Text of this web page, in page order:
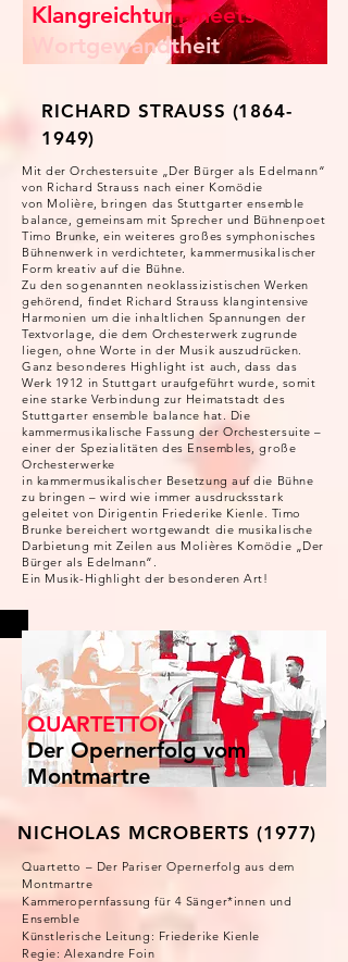
Klangreichtum meets
Wortgewandtheit
RICHARD STRAUSS (1864-
1949)
Mit der Orchestersuite „Der Bürger als Edelmann“
von Richard Strauss nach einer Komödie
von Molière, bringen das Stuttgarter ensemble
balance, gemeinsam mit Sprecher und Bühnenpoet
Timo Brunke, ein weiteres großes symphonisches
Bühnenwerk in verdichteter, kammermusikalischer
Form kreativ auf die Bühne.
Zu den sogenannten neoklassizistischen Werken
gehörend, findet Richard Strauss klangintensive
Harmonien um die inhaltlichen Spannungen der
Textvorlage, die dem Orchesterwerk zugrunde
liegen, ohne Worte in der Musik auszudrücken.
Ganz besonderes Highlight ist auch, dass das
Werk 1912 in Stuttgart uraufgeführt wurde, somit
eine starke Verbindung zur Heimatstadt des
Stuttgarter ensemble balance hat. Die
kammermusikalische Fassung der Orchestersuite –
einer der Spezialitäten des Ensembles, große
Orchesterwerke
in kammermusikalischer Besetzung auf die Bühne
zu bringen – wird wie immer ausdrucksstark
geleitet von Dirigentin Friederike Kienle. Timo
Brunke bereichert wortgewandt die musikalische
Darbietung mit Zeilen aus Molières Komödie „Der
Bürger als Edelmann“.
Ein Musik-Highlight der besonderen Art!
QUARTETTO
Der Opernerfolg vom
Montmartre
NICHOLAS MCROBERTS (1977)
Quartetto – Der Pariser Opernerfolg aus dem
Montmartre
Kammeropernfassung für 4 Sänger*innen und
Ensemble
Künstlerische Leitung: Friederike Kienle
Regie: Alexandre Foin